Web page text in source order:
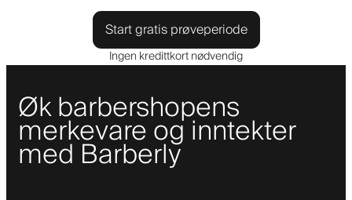
Start gratis prøveperiode
Ingen kredittkort nødvendig
Øk barbershopens
merkevare og inntekter
med Barberly